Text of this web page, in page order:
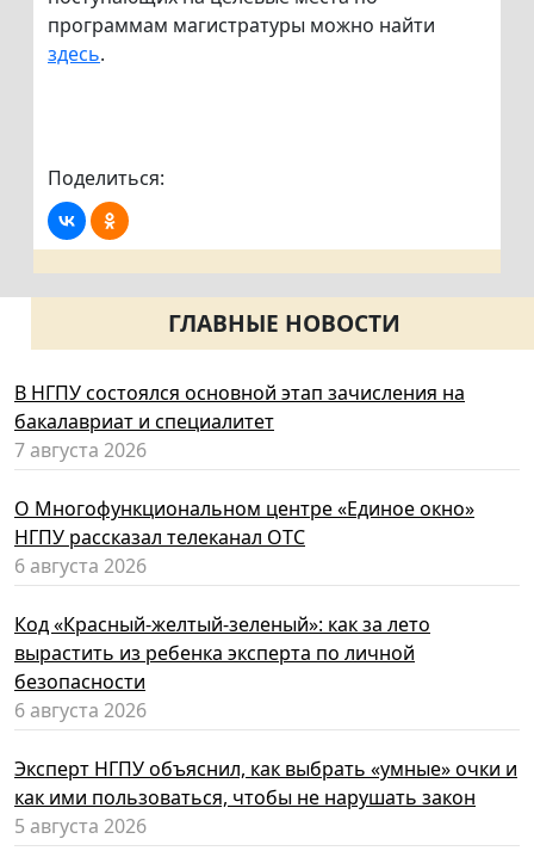
программам магистратуры можно найти
здесь.
Поделиться:
ГЛАВНЫЕ НОВОСТИ
В НГПУ состоялся основной этап зачисления на
бакалавриат и специалитет
7 августа 2026
О Многофункциональном центре «Единое окно»
НГПУ рассказал телеканал ОТС
6 августа 2026
Код «Красный-желтый-зеленый»: как за лето
вырастить из ребенка эксперта по личной
безопасности
6 августа 2026
Эксперт НГПУ объяснил, как выбрать «умные» очки и
как ими пользоваться, чтобы не нарушать закон
5 августа 2026